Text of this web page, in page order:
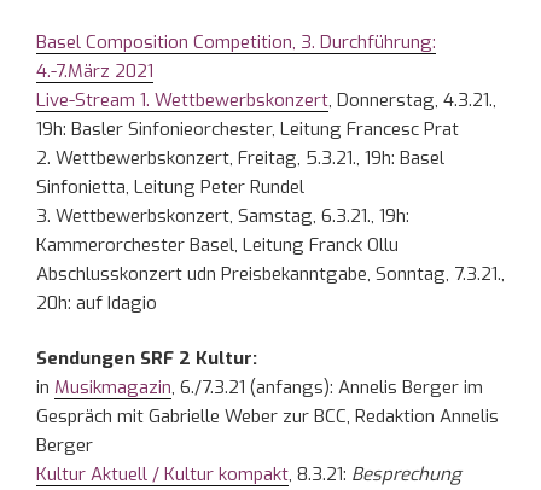
Basel Composition Competition, 3. Durchführung:
4.-7.März 2021
Live-Stream 1. Wettbewerbskonzert, Donnerstag, 4.3.21.,
19h: Basler Sinfonieorchester, Leitung Francesc Prat
2. Wettbewerbskonzert, Freitag, 5.3.21., 19h: Basel
Sinfonietta, Leitung Peter Rundel
3. Wettbewerbskonzert, Samstag, 6.3.21., 19h:
Kammerorchester Basel, Leitung Franck Ollu
Abschlusskonzert udn Preisbekanntgabe, Sonntag, 7.3.21.,
20h: auf Idagio
Sendungen SRF 2 Kultur:
in Musikmagazin, 6./7.3.21 (anfangs): Annelis Berger im
Gespräch mit Gabrielle Weber zur BCC, Redaktion Annelis
Berger
Kultur Aktuell / Kultur kompakt, 8.3.21: Besprechung